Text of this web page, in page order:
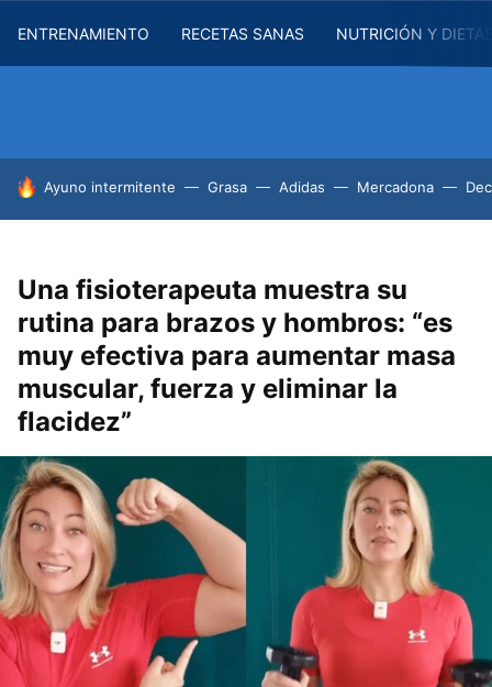
ENTRENAMIENTO RECETAS SANAS NUTRICIÓN Y
HOY SE HABLA DE
Ayuno intermitente Grasa Adidas Mercadona
Una fisioterapeuta muestra su
rutina para brazos y hombros: “es
muy efectiva para aumentar masa
muscular, fuerza y eliminar la
flacidez”